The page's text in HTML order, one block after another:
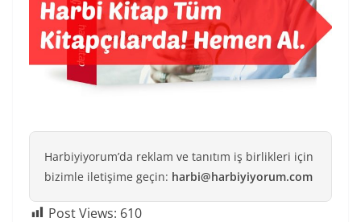
Harbiyiyorum’da reklam ve tanıtım iş birlikleri için
bizimle iletişime geçin: harbi@harbiyiyorum.com
Post Views: 610